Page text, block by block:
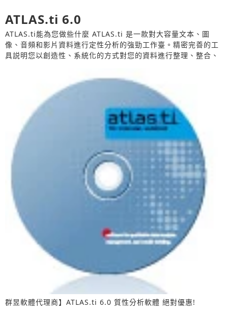
ATLAS.ti 6.0
ATLAS.ti能為您做些什麼 ATLAS.ti 是一款對大容量文本、圖
像、音頻和影片資料進行定性分析的強勁工作臺。精密完善的工
具説明您以創造性、系統化的方式對您的資料進行整理、整合、
群昱軟體代理商】ATLAS.ti 6.0 質性分析軟體 絕對優惠!